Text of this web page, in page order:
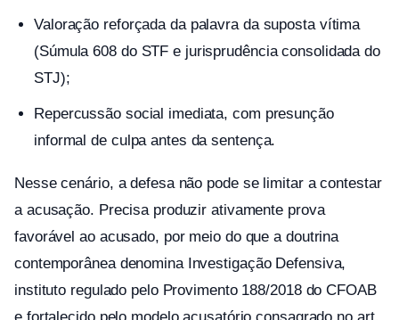
Valoração reforçada da palavra da suposta vítima
(Súmula 608 do STF e jurisprudência consolidada do
STJ);
Repercussão social imediata, com presunção
informal de culpa antes da sentença.
Nesse cenário, a defesa não pode se limitar a contestar
a acusação. Precisa produzir ativamente prova
favorável ao acusado, por meio do que a doutrina
contemporânea denomina Investigação Defensiva,
instituto regulado pelo Provimento 188/2018 do CFOAB